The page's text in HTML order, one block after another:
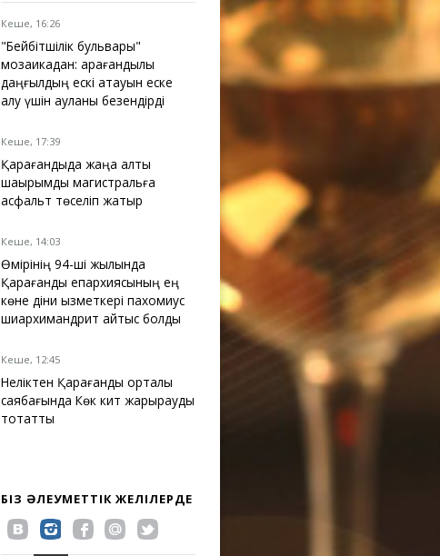
Кеше, 16:26
"Бейбітшілік бульвары"
мозаикадан: қарағандылық
даңғылдың ескі атауын еске
алу үшін ауланы безендірді
Кеше, 17:39
Қарағандыда жаңа алты
шақырымдық магистральға
асфальт төселіп жатыр
Кеше, 14:03
Өмірінің 94-ші жылында
Қарағанды епархиясының ең
көне діни қызметкері пахомиус
шиархимандрит қайтыс болды
Кеше, 12:45
Неліктен Қарағанды орталық
саябағында Көк кит жарқырауды
тоқтатты
БІЗ ӘЛЕУМЕТТІК ЖЕЛІЛЕРДЕ